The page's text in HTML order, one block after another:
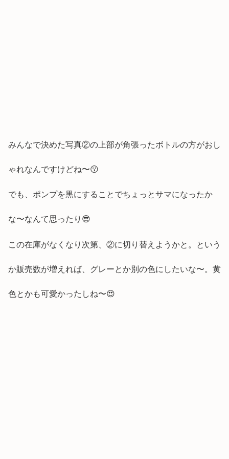
みんなで決めた写真②の上部が角張ったボトルの方がおし
ゃれなんですけどね〜😗
でも、ポンプを黒にすることでちょっとサマになったか
な〜なんて思ったり😎
この在庫がなくなり次第、②に切り替えようかと。という
か販売数が増えれば、グレーとか別の色にしたいな〜。黄
色とかも可愛かったしね〜😍